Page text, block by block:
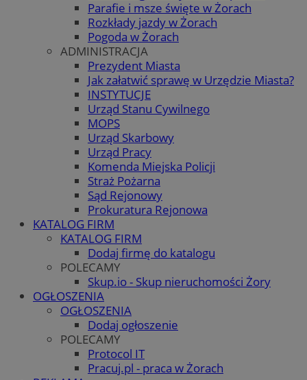
Parafie i msze święte w Żorach
Rozkłady jazdy w Żorach
Pogoda w Żorach
ADMINISTRACJA
Prezydent Miasta
Jak załatwić sprawę w Urzędzie Miasta?
INSTYTUCJE
Urząd Stanu Cywilnego
MOPS
Urząd Skarbowy
Urząd Pracy
Komenda Miejska Policji
Straż Pożarna
Sąd Rejonowy
Prokuratura Rejonowa
KATALOG FIRM
KATALOG FIRM
Dodaj firmę do katalogu
POLECAMY
Skup.io - Skup nieruchomości Żory
OGŁOSZENIA
OGŁOSZENIA
Dodaj ogłoszenie
POLECAMY
Protocol IT
Pracuj.pl - praca w Żorach